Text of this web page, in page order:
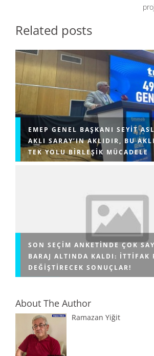
Related posts
EMEP GENEL BAŞKANI SEYIT
AKLI SARAY’IN AKLIDIR, BU
TEK YOLU BIRLEŞIK MÜCADELE
SON SEÇIM ANKETINDE ÇOK
BARAJ ALTINDA KALDI: İTTIFAK
DEĞIŞTIRECEK SONUÇLAR!
About The Author
Ramazan Yiğit